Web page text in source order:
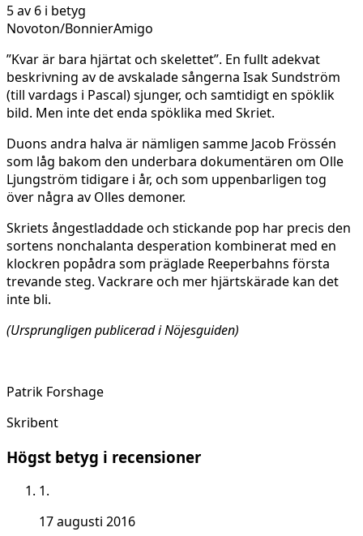
5 av 6 i betyg
Novoton/BonnierAmigo
”Kvar är bara hjärtat och skelettet”. En fullt adekvat
beskrivning av de avskalade sångerna Isak Sundström
(till vardags i Pascal) sjunger, och samtidigt en spöklik
bild. Men inte det enda spöklika med Skriet.
Duons andra halva är nämligen samme Jacob Frössén
som låg bakom den underbara dokumentären om Olle
Ljungström tidigare i år, och som uppenbarligen tog
över några av Olles demoner.
Skriets ångestladdade och stickande pop har precis den
sortens nonchalanta desperation kombinerat med en
klockren popådra som präglade Reeperbahns första
trevande steg. Vackrare och mer hjärtskärade kan det
inte bli.
(Ursprungligen publicerad i Nöjesguiden)
Patrik Forshage
Skribent
Högst betyg i recensioner
1.
17 augusti 2016